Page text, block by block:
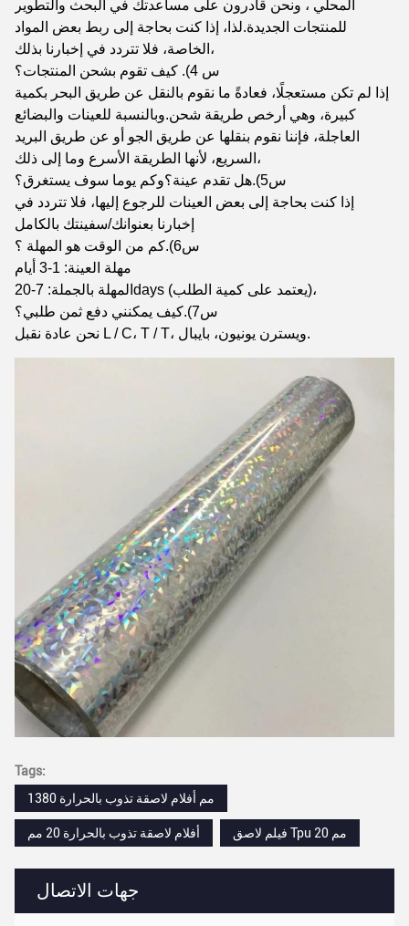
جهات الاتصال
المحلي ، ونحن قادرون على مساعدتك في البحث والتطوير
للمنتجات الجديدة.لذا، إذا كنت بحاجة إلى ربط بعض المواد
الخاصة، فلا تتردد في إخبارنا بذلك،
س 4). كيف تقوم بشحن المنتجات؟
إذا لم تكن مستعجلًا، فعادةً ما نقوم بالنقل عن طريق البحر بكمية
كبيرة، وهي أرخص طريقة شحن.وبالنسبة للعينات والبضائع
العاجلة، فإننا نقوم بنقلها عن طريق الجو أو عن طريق البريد
السريع، لأنها الطريقة الأسرع وما إلى ذلك،
س5).هل تقدم عينة؟وكم يوما سوف يستغرق؟
إذا كنت بحاجة إلى بعض العينات للرجوع إليها، فلا تتردد في
إخبارنا بعنوانك/سفينتك بالكامل
س6).كم من الوقت هو المهلة ؟
مهلة العينة: 1-3 أيام
المهلة بالجملة: 7-20days (يعتمد على كمية الطلب)،
س7).كيف يمكنني دفع ثمن طلبي؟
نحن عادة نقبل L / C، T / T، ويسترن يونيون، بايبال.
Tags:
1380 مم أفلام لاصقة تذوب بالحرارة
أفلام لاصقة تذوب بالحرارة 20 مم فيلم لاصق Tpu 20 مم